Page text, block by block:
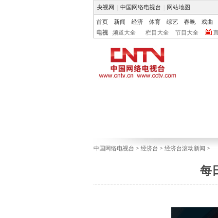
央视网 中国网络电视台 网站地图
首页 新闻 经济 体育 综艺 春晚
戏曲
电视
频道大全 栏目大全 节目大全
中国网络电视台 > 经济台 > 经济台滚动新闻 >
每